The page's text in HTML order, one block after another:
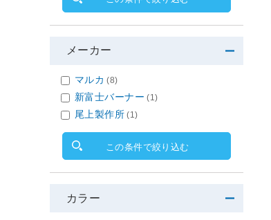
メーカー
マルカ (8)
新富士バーナー (1)
尾上製作所 (1)
この条件で絞り込む
カラー